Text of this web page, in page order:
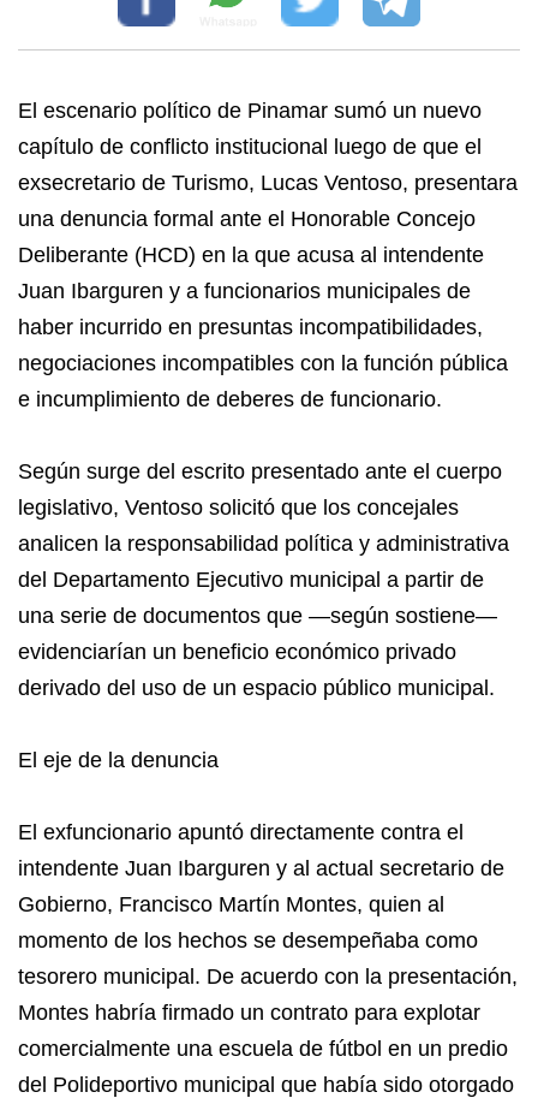
El escenario político de Pinamar sumó un nuevo
capítulo de conflicto institucional luego de que el
exsecretario de Turismo, Lucas Ventoso, presentara
una denuncia formal ante el Honorable Concejo
Deliberante (HCD) en la que acusa al intendente
Juan Ibarguren y a funcionarios municipales de
haber incurrido en presuntas incompatibilidades,
negociaciones incompatibles con la función pública
e incumplimiento de deberes de funcionario.
Según surge del escrito presentado ante el cuerpo
legislativo, Ventoso solicitó que los concejales
analicen la responsabilidad política y administrativa
del Departamento Ejecutivo municipal a partir de
una serie de documentos que —según sostiene—
evidenciarían un beneficio económico privado
derivado del uso de un espacio público municipal.
El eje de la denuncia
El exfuncionario apuntó directamente contra el
intendente Juan Ibarguren y al actual secretario de
Gobierno, Francisco Martín Montes, quien al
momento de los hechos se desempeñaba como
tesorero municipal. De acuerdo con la presentación,
Montes habría firmado un contrato para explotar
comercialmente una escuela de fútbol en un predio
del Polideportivo municipal que había sido otorgado